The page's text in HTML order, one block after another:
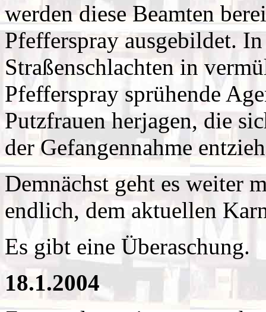
werden diese Beamten
Pfefferspray ausgebildet.
Straßenschlachten in
Pfefferspray sprühende
Putzfrauen herjagen, die
der Gefangennahme
Demnächst geht es weiter
endlich, dem aktuellen
Es gibt eine Überaschung.
18.1.2004